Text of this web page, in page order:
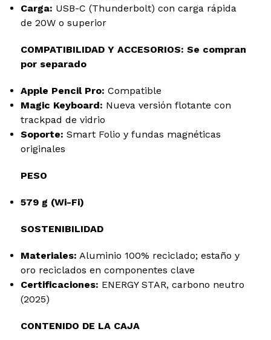
Carga: USB-C (Thunderbolt) con carga rápida
de 20W o superior
COMPATIBILIDAD Y ACCESORIOS: Se compran
por separado
Apple Pencil Pro: Compatible
Magic Keyboard: Nueva versión flotante con
trackpad de vidrio
Soporte: Smart Folio y fundas magnéticas
originales
PESO
579 g (Wi-Fi)
SOSTENIBILIDAD
Materiales: Aluminio 100% reciclado; estaño y
oro reciclados en componentes clave
Certificaciones: ENERGY STAR, carbono neutro
(2025)
CONTENIDO DE LA CAJA